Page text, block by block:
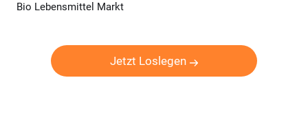
Vorschau
Bio Lebensmittel Markt
Jetzt Loslegen